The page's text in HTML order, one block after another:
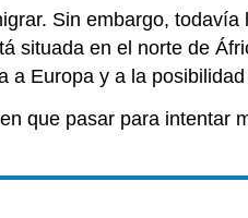
Sin embargo, todavía
situada en el norte de
Europa y a la
que pasar para intentar